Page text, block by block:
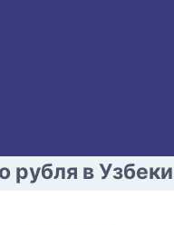
рубля в